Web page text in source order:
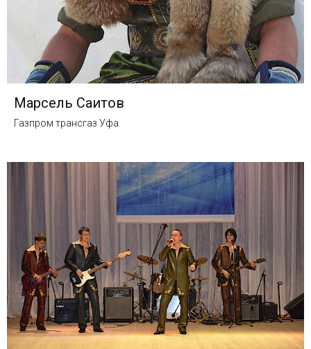
Марсель Саитов
Газпром трансгаз Уфа